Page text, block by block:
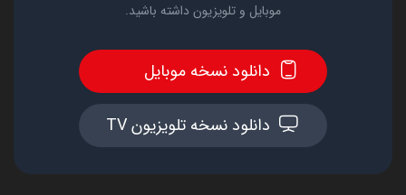
موبایل و تلویزیون داشته باشید.
دانلود نسخه موبایل
دانلود نسخه تلویزیون TV